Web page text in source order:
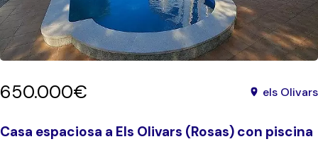
650.000€ els Olivars
Casa espaciosa a Els Olivars (Rosas) con piscina